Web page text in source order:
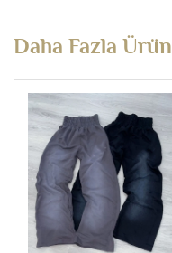
Daha Fazla Ürün